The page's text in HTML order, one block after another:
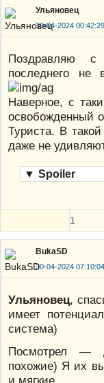
Ульяновец
30-04-2024 00:42:29
Поздравляю
последнего
Наверное, с
освобожденный
Туриста. В
даже не
▼ Spoiler
1
BukaSD
30-04-2024 07:10:04
Ульяновец,
имеет
система)
Посмотрел —
похожие) Я их